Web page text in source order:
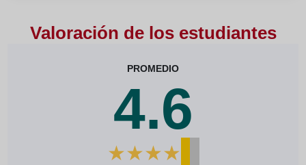
Valoración de los estudiantes
PROMEDIO
4.6
★★★★